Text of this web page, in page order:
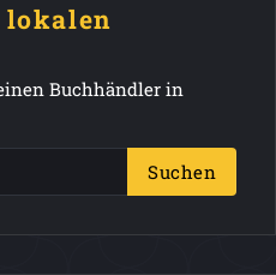
lokalen
Buchhändler in
Suchen